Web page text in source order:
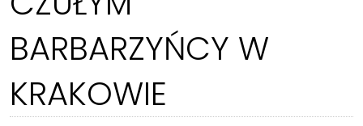
BARBARZYŃCY W
KRAKOWIE